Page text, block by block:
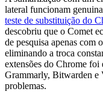
lateral funcionam
teste de substituição do
descobriu que o Comet
de pesquisa apenas com
eliminando a troca
extensões do Chrome
Grammarly, Bitwarden e
problemas.